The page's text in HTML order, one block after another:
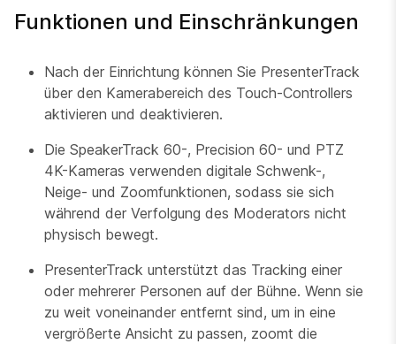
Funktionen und Einschränkungen
Nach der Einrichtung können Sie PresenterTrack
über den Kamerabereich des Touch-Controllers
aktivieren und deaktivieren.
Die SpeakerTrack 60-, Precision 60- und PTZ
4K-Kameras verwenden digitale Schwenk-,
Neige- und Zoomfunktionen, sodass sie sich
während der Verfolgung des Moderators nicht
physisch bewegt.
PresenterTrack unterstützt das Tracking einer
oder mehrerer Personen auf der Bühne. Wenn sie
zu weit voneinander entfernt sind, um in eine
vergrößerte Ansicht zu passen, zoomt die